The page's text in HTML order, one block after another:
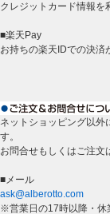
クレジットカード情報を
■楽天Pay
お持ちの楽天IDでの決済
ネットショッピング以外
す。
お問合せもしくはご注文
■メール
ask@alberotto.com
※営業日の17時以降・休